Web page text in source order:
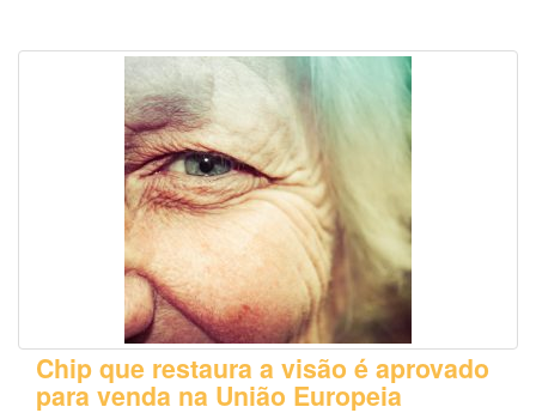
Chip que restaura a visão é aprovado
para venda na União Europeia